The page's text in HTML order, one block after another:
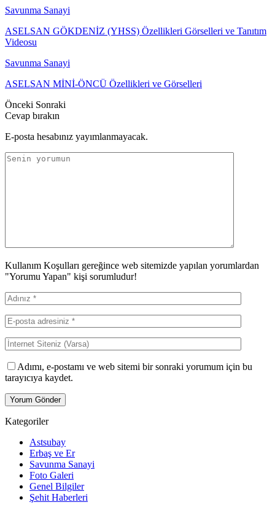
Savunma Sanayi
ASELSAN GÖKDENİZ (YHSS) Özellikleri Görselleri ve Tanıtım
Videosu
Savunma Sanayi
ASELSAN MİNİ-ÖNCÜ Özellikleri ve Görselleri
Önceki Sonraki
Cevap bırakın
E-posta hesabınız yayımlanmayacak.
Kullanım Koşulları gereğince web sitemizde yapılan yorumlardan
"Yorumu Yapan" kişi sorumludur!
Adımı, e-postamı ve web sitemi bir sonraki yorumum için bu
tarayıcıya kaydet.
Kategoriler
Astsubay
Erbaş ve Er
Savunma Sanayi
Foto Galeri
Genel Bilgiler
Şehit Haberleri